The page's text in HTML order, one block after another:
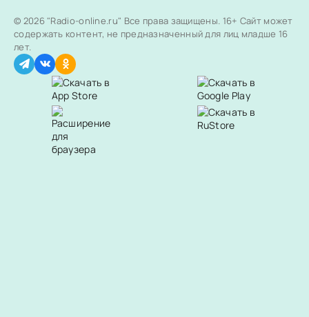
© 2026 "Radio-online.ru" Все права защищены. 16+ Сайт может
содержать контент, не предназначенный для лиц младше 16
лет.